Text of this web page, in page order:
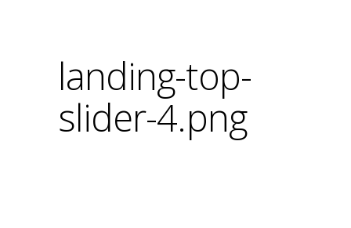
landing-top-
slider-4.png